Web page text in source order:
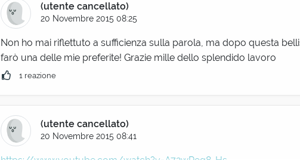
(utente cancellato)
20 Novembre 2015 08:25
Non ho mai riflettuto a sufficienza sulla parola, ma dopo questa
farò una delle mie preferite! Grazie mille dello splendido lavoro
1 reazione
(utente cancellato)
20 Novembre 2015 08:41